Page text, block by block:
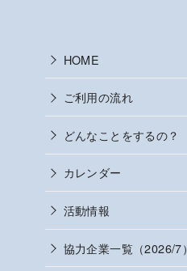
HOME
ご利用の流れ
どんなことをするの？
カレンダー
活動情報
協力企業一覧（2026/7）